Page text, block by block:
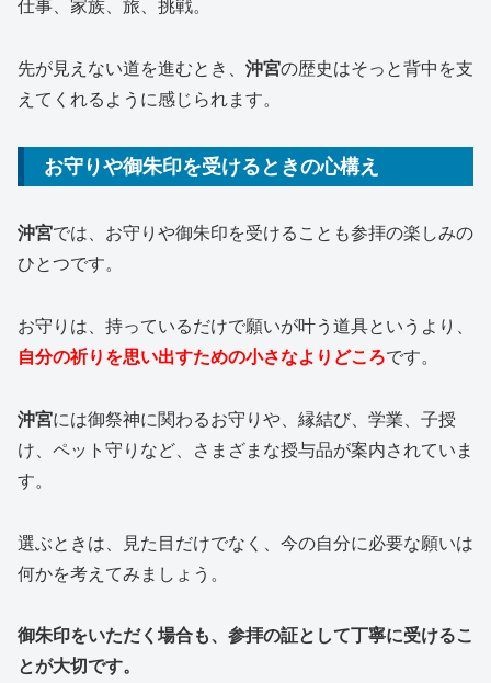
仕事、家族、旅、挑戦。
先が見えない道を進むとき、 沖宮の歴史はそっと背中を支
えてくれるように感じられます。
お守りや御朱印を受けるときの心構え
沖宮では、お守りや御朱印を受けることも参拝の楽しみの
ひとつです。
お守りは、持っているだけで願いが叶う道具というより、
自分の祈りを思い出すための小さなよりどころです。
沖宮には御祭神に関わるお守りや、縁結び、学業、子授
け、ペット守りなど、さまざまな授与品が案内されていま
す。
選ぶときは、見た目だけでなく、今の自分に必要な願いは
何かを考えてみましょう。
御朱印をいただく場合も、参拝の証として丁寧に受けるこ
とが大切です。